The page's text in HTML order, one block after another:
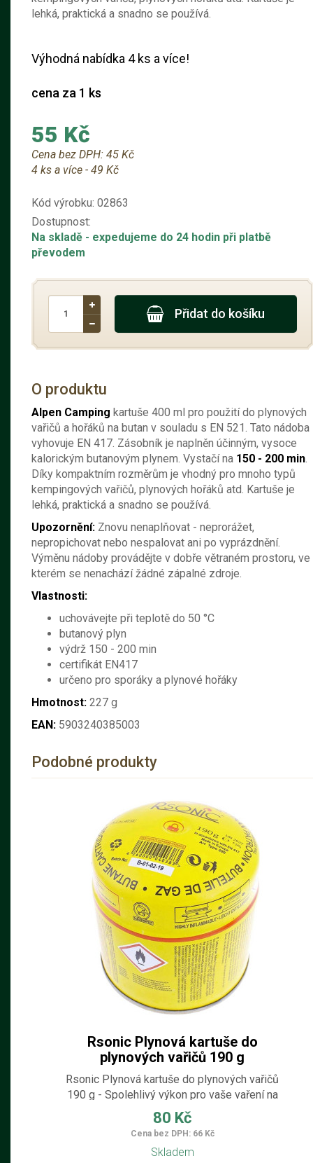
lehká, praktická a snadno se používá.
Výhodná nabídka 4 ks a více!
cena za 1 ks
55 Kč
Cena bez DPH: 45 Kč
4 ks a více - 49 Kč
Kód výrobku: 02863
Dostupnost:
Na skladě - expedujeme do 24 hodin při platbě
převodem
Přidat do košíku
O produktu
Alpen Camping kartuše 400 ml pro použití do plynových
vařičů a hořáků na butan v souladu s EN 521. Tato nádoba
vyhovuje EN 417. Zásobník je naplněn účinným, vysoce
kalorickým butanovým plynem. Vystačí na 150 - 200 min.
Díky kompaktním rozměrům je vhodný pro mnoho typů
kempingových vařičů, plynových hořáků atd. Kartuše je
lehká, praktická a snadno se používá.
Upozornění: Znovu nenaplňovat - neprorážet,
nepropichovat nebo nespalovat ani po vyprázdnění.
Výměnu nádoby provádějte v dobře větraném prostoru, ve
kterém se nenachází žádné zápalné zdroje.
Vlastnosti:
uchovávejte při teplotě do 50 °C
butanový plyn
výdrž 150 - 200 min
certifikát EN417
určeno pro sporáky a plynové hořáky
Hmotnost: 227 g
EAN: 5903240385003
Podobné produkty
Rsonic Plynová kartuše do
plynových vařičů 190 g
Rsonic Plynová kartuše do plynových vařičů
190 g - Spolehlivý výkon pro vaše vaření na
cestách. Hledáte kvalitní a bezpečnou plynovou
kartuši pro váš plynový vařič? Rsonic plynová
kartuše je ideální volbou pro všechny milovníky
outdoorového vaření, kempování a turistiky. S
80 Kč
Cena bez DPH: 66 Kč
Skladem